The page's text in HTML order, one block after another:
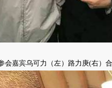
会嘉宾乌可力（左）路力庚(右）